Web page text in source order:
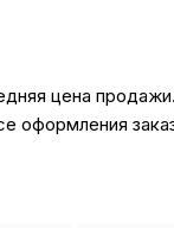
цена продажи.
оформления